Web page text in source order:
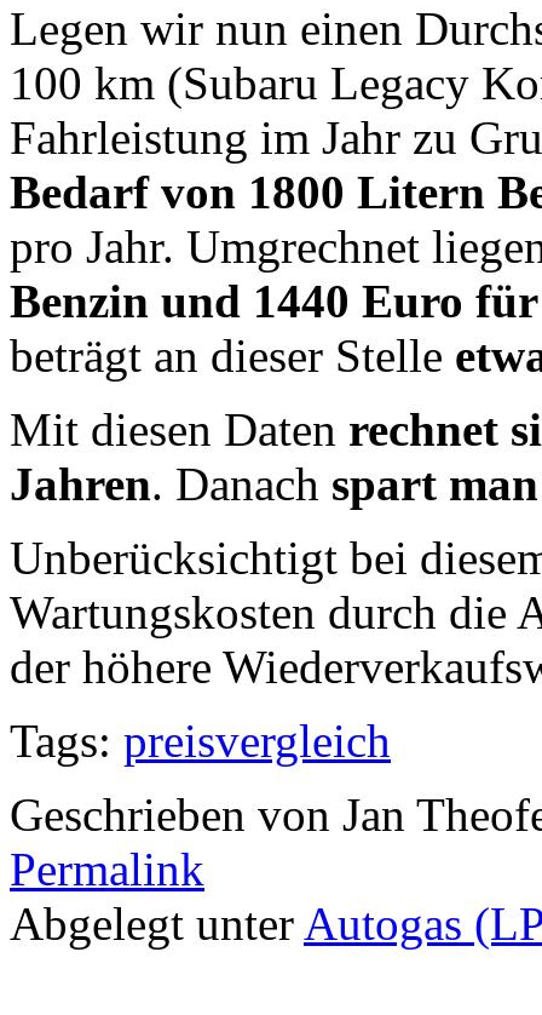
Legen wir nun einen
100 km (Subaru Legacy
Fahrleistung im Jahr zu
Bedarf von 1800 Litern
pro Jahr. Umgrechnet
Benzin und 1440 Euro
beträgt an dieser Stelle
Mit diesen Daten rechnet
Jahren. Danach spart
Unberücksichtigt bei
Wartungskosten durch die
der höhere
Tags: preisvergleich
Geschrieben von Jan
Permalink
Abgelegt unter Autogas